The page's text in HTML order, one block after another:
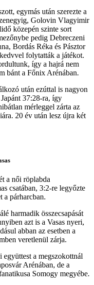
egymás után szerezte a
Golovin Vlagyimir
közepén szinte sort
pedig Debreczeni
Bordás Réka és Pásztor
folytatták a játékot.
így a hajrá nem
bánt a Főnix Arénában.
után ezúttal is nagyon
37:28-ra, így
mérleggel zárta az
20 év után lesz újra két
a női röplabda
csatában, 3:2-re legyőzte
a párharcban.
harmadik összecsapását
azt is a Vasas nyeri,
abban az esetben a
veretlenül zárja.
a megszokottnál
Arénában, de a
Somogy megyébe.